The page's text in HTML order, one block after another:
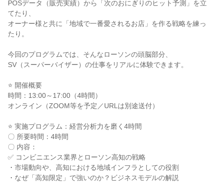
POSデータ（販売実績）から「次のおにぎりのヒット予測」を立
てたり、
オーナー様と共に「地域で一番愛されるお店」を作る戦略を練っ
たり。
今回のプログラムでは、そんなローソンの頭脳部分、
SV（スーパーバイザー）の仕事をリアルに体験できます。
⭐ 開催概要
時間：13:00～17:00（4時間）
オンライン（ZOOM等を予定／URLは別途送付）
⭐ 実施プログラム：経営分析力を磨く4時間
〇 所要時間：4時間
〇 内容：
✅ コンビニエンス業界とローソン高知の戦略
・市場動向や、高知における地域インフラとしての役割
・なぜ「高知限定」で強いのか？ビジネスモデルの解説